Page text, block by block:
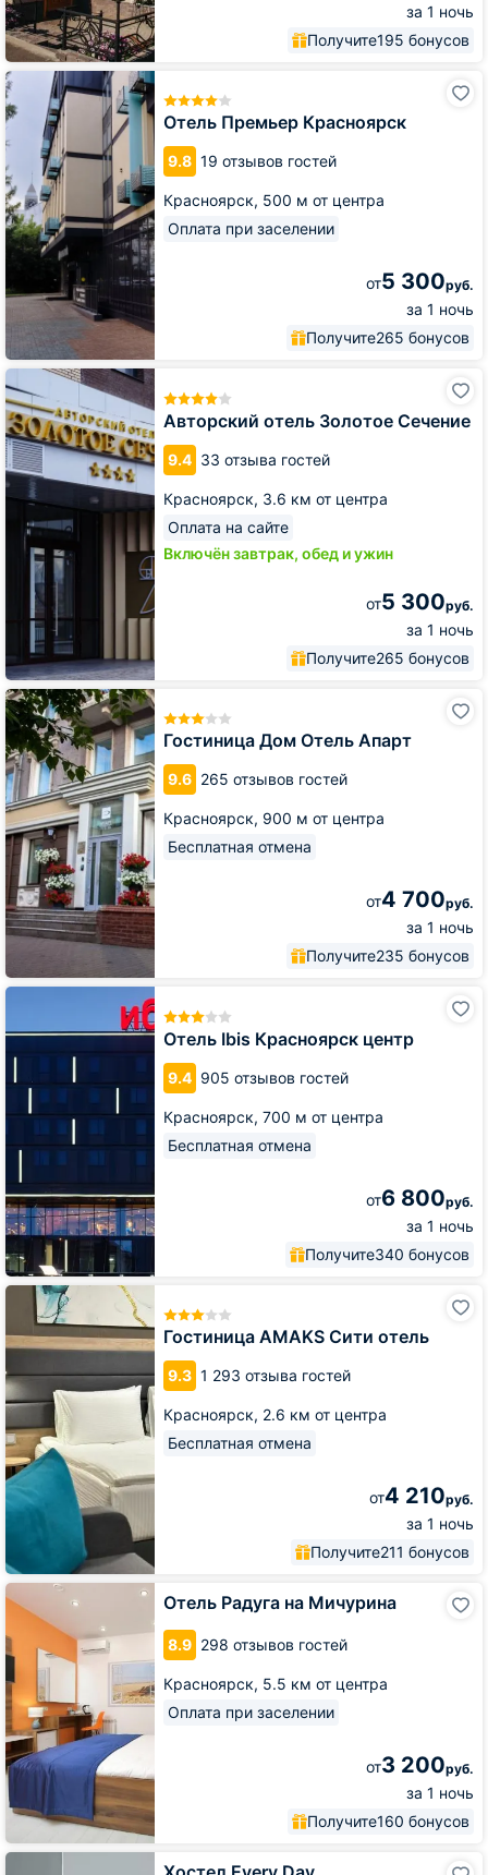
за 1 ночь
Получите195 бонусов
Отель Премьер Красноярск
9.8 19 отзывов гостей
Красноярск, 500 м от центра
Оплата при заселении
от5 300руб.
за 1 ночь
Получите265 бонусов
Отель
Премьер
Красноярск
Авторский отель Золотое Сечение
9.4 33 отзыва гостей
Красноярск, 3.6 км от центра
Оплата на сайте
Включён завтрак, обед и ужин
от5 300руб.
за 1 ночь
Получите265 бонусов
Авторский
отель
Золотое
Сечение
Гостиница Дом Отель Апарт
9.6 265 отзывов гостей
Красноярск, 900 м от центра
Бесплатная отмена
от4 700руб.
за 1 ночь
Получите235 бонусов
Гостиница
Дом
Отель
Апарт
Отель Ibis Красноярск центр
9.4 905 отзывов гостей
Красноярск, 700 м от центра
Бесплатная отмена
от6 800руб.
за 1 ночь
Получите340 бонусов
Отель
Красноярск
центр
Гостиница AMAKS Сити отель
9.3 1 293 отзыва гостей
Красноярск, 2.6 км от центра
Бесплатная отмена
от4 210руб.
за 1 ночь
Получите211 бонусов
Гостиница
AMAKS
Сити
отель
Отель Радуга на Мичурина
8.9 298 отзывов гостей
Красноярск, 5.5 км от центра
Оплата при заселении
от3 200руб.
за 1 ночь
Получите160 бонусов
Отель
Радуга
на
Мичурина
Хостел